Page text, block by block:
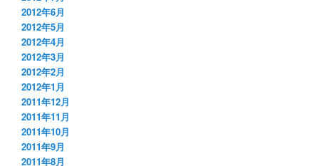
2012年6月
2012年5月
2012年4月
2012年3月
2012年2月
2012年1月
2011年12月
2011年11月
2011年10月
2011年9月
2011年8月